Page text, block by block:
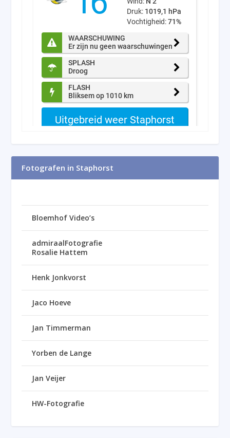
Fotografen in Staphorst
Bloemhof Video’s
admiraalFotografie
Rosalie Hattem
Henk Jonkvorst
Jaco Hoeve
Jan Timmerman
Yorben de Lange
Jan Veijer
HW-Fotografie